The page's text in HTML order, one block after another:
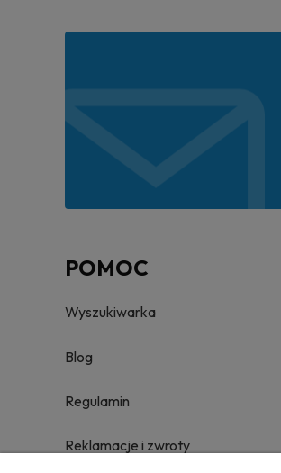
POMOC
Wyszukiwarka
Blog
Regulamin
Reklamacje i zwroty